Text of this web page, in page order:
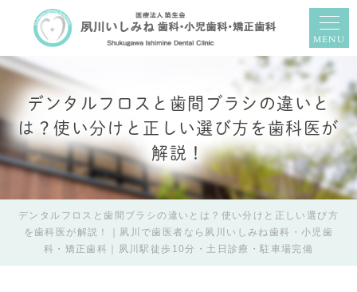
MENU
デンタルフロスと歯間ブラシの違いと
は？使い分けと正しい選び方を歯科医が
解説！
デンタルフロスと歯間ブラシの違いとは？使い分けと正しい選び方
を歯科医が解説！｜夙川で歯医者なら夙川いしみね歯科・小児歯
科・矯正歯科｜夙川駅徒歩10分・土日診療・駐車場完備